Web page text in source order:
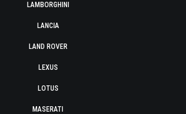
LAMBORGHINI
LANCIA
LAND ROVER
LEXUS
LOTUS
MASERATI